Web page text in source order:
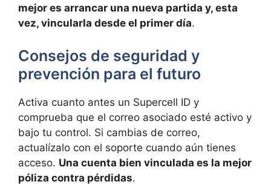
mejor es arrancar una nueva partida y, esta
vez, vincularla desde el primer día.
Consejos de seguridad y
prevención para el futuro
Activa cuanto antes un Supercell ID y
comprueba que el correo asociado esté activo y
bajo tu control. Si cambias de correo,
actualízalo con el soporte cuando aún tienes
acceso. Una cuenta bien vinculada es la mejor
póliza contra pérdidas.